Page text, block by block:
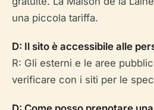
una piccola tariffa.
D: Il sito è accessibile alle
R: Gli esterni e le aree
verificare con i siti per le